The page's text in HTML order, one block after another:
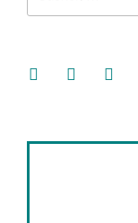
nach:
facebooksoundcloud
twitter